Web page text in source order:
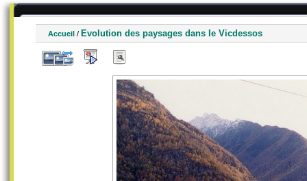
Accueil / Evolution des paysages dans le Vicdessos